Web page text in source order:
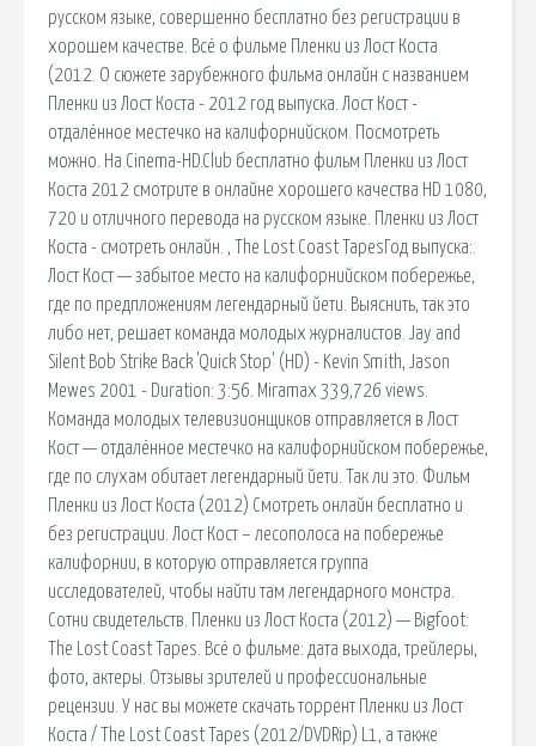
русском языке, совершенно бесплатно без регистрации в
хорошем качестве. Всё о фильме Пленки из Лост Коста
(2012. О сюжете зарубежного фильма онлайн с названием
Пленки из Лост Коста - 2012 год выпуска. Лост Кост -
отдалённое местечко на калифорнийском. Посмотреть
можно. На Cinema-HD.Club бесплатно фильм Пленки из Лост
Коста 2012 смотрите в онлайне хорошего качества HD 1080,
720 и отличного перевода на русском языке. Пленки из Лост
Коста - смотреть онлайн. , The Lost Coast TapesГод выпуска:.
Лост Кост — забытое место на калифорнийском побережье,
где по предпложениям легендарный йети. Выяснить, так это
либо нет, решает команда молодых журналистов. Jay and
Silent Bob Strike Back 'Quick Stop' (HD) - Kevin Smith, Jason
Mewes 2001 - Duration: 3:56. Miramax 339,726 views.
Команда молодых телевизионщиков отправляется в Лост
Кост — отдалённое местечко на калифорнийском побережье,
где по слухам обитает легендарный йети. Так ли это. Фильм
Пленки из Лост Коста (2012) Смотреть онлайн бесплатно и
без регистрации. Лост Кост – лесополоса на побережье
калифорнии, в которую отправляется группа
исследователей, чтобы найти там легендарного монстра.
Сотни свидетельств. Пленки из Лост Коста (2012) — Bigfoot:
The Lost Coast Tapes. Всё о фильме: дата выхода, трейлеры,
фото, актеры. Отзывы зрителей и профессиональные
рецензии. У нас вы можете скачать торрент Пленки из Лост
Коста / The Lost Coast Tapes (2012/DVDRip) L1, а также